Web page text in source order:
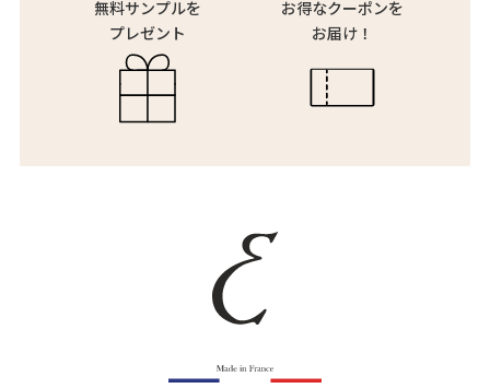
無料サンプルを
プレゼント
お得なクーポンを
お届け！